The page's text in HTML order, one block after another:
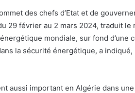
des chefs d’Etat et de
29 février au 2 mars 2024, traduit le
mondiale, sur fond d’une
la sécurité énergétique, a
aussi important en Algérie dans